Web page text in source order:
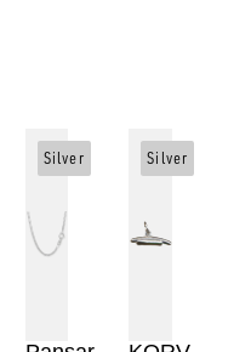
Silver Silver